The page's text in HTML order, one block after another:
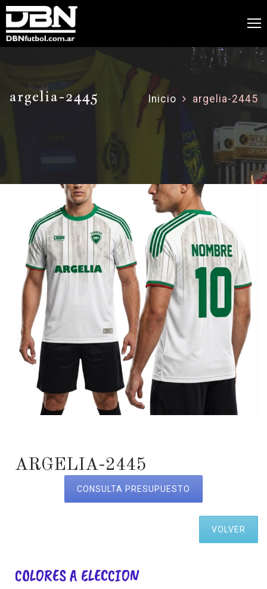
argelia-2445 Inicio argelia-2445
ARGELIA-2445
CONSULTA PRESUPUESTO
VOLVER
COLORES A ELECCION